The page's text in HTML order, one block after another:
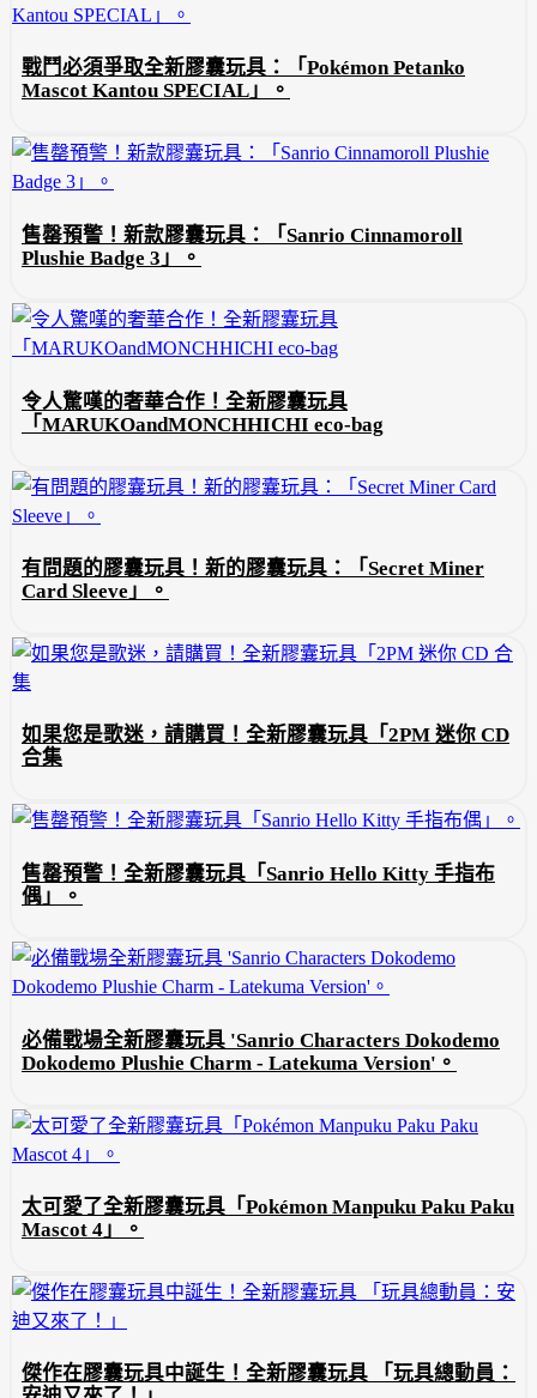
戰鬥必須爭取全新膠囊玩具：「Pokémon Petanko
Mascot Kantou SPECIAL」。
售罄預警！新款膠囊玩具：「Sanrio Cinnamoroll
Plushie Badge 3」。
令人驚嘆的奢華合作！全新膠囊玩具
「MARUKOandMONCHHICHI eco-bag
有問題的膠囊玩具！新的膠囊玩具：「Secret Miner
Card Sleeve」。
如果您是歌迷，請購買！全新膠囊玩具「2PM 迷你 CD
合集
售罄預警！全新膠囊玩具「Sanrio Hello Kitty 手指布
偶」。
必備戰場全新膠囊玩具 'Sanrio Characters Dokodemo
Dokodemo Plushie Charm - Latekuma Version'。
太可愛了全新膠囊玩具「Pokémon Manpuku Paku Paku
Mascot 4」。
傑作在膠囊玩具中誕生！全新膠囊玩具 「玩具總動員：